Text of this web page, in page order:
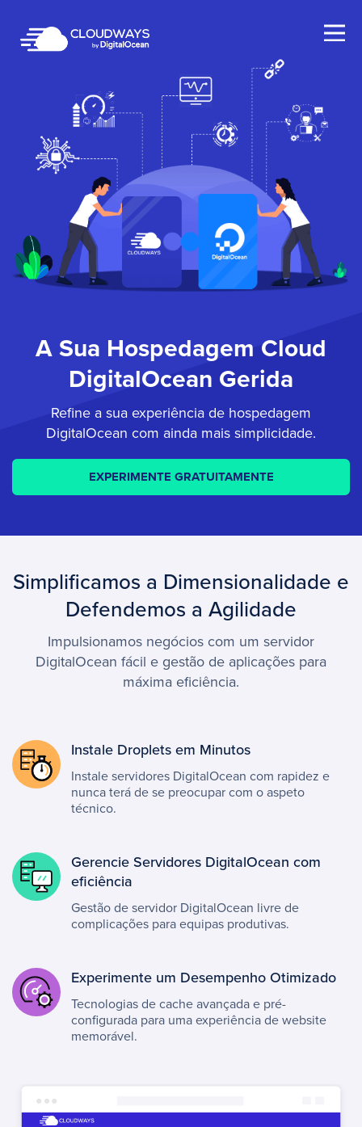
Open Nav
A Sua Hospedagem Cloud
DigitalOcean Gerida
Refine a sua experiência de hospedagem
DigitalOcean com ainda mais simplicidade.
EXPERIMENTE GRATUITAMENTE
Simplificamos a Dimensionalidade e
Defendemos a Agilidade
Impulsionamos negócios com um servidor
DigitalOcean fácil e gestão de aplicações para
máxima eficiência.
Instale Droplets em Minutos
Instale servidores DigitalOcean com rapidez e
nunca terá de se preocupar com o aspeto
técnico.
Gerencie Servidores DigitalOcean com
eficiência
Gestão de servidor DigitalOcean livre de
complicações para equipas produtivas.
Experimente um Desempenho Otimizado
Tecnologias de cache avançada e pré-
configurada para uma experiência de website
memorável.